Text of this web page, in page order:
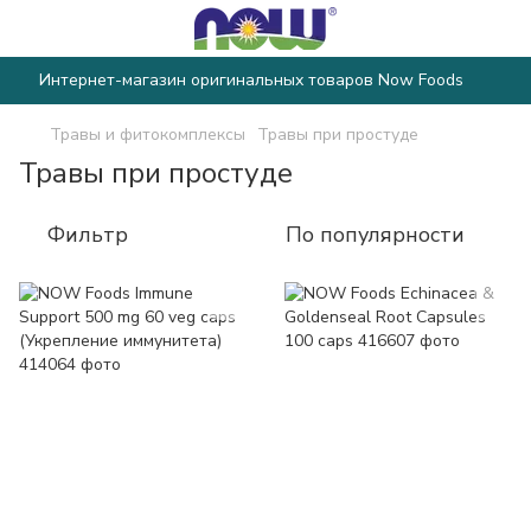
Интернет-магазин оригинальных товаров Now Foods
Травы и фитокомплексы Травы при простуде
Травы при простуде
Фильтр По популярности